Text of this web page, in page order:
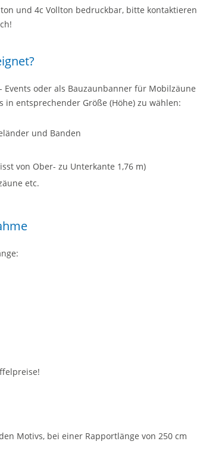
und 4c Vollton bedruckbar, bitte kontaktieren
Events oder als Bauzaunbanner für Mobilzäune
entsprechender Größe (Höhe) zu wählen:
und Banden
von Ober- zu Unterkante 1,76 m)
etc.
Motivs, bei einer Rapportlänge von 250 cm